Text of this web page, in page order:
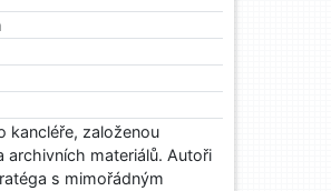
kancléře, založenou
materiálů. Autoři
s mimořádným